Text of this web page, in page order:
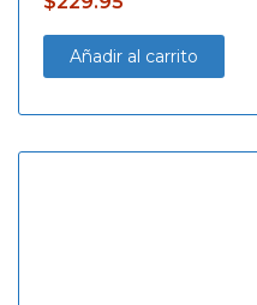
Añadir al carrito